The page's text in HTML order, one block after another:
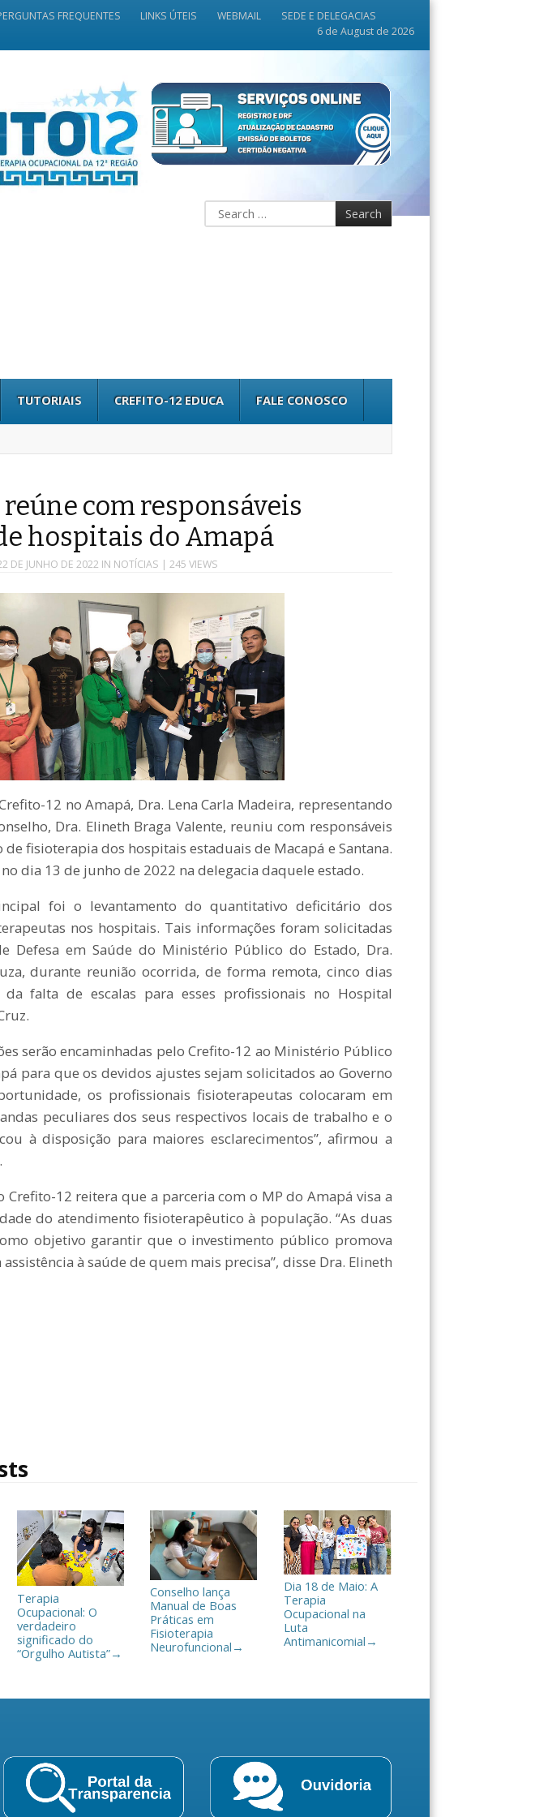
FREQUENTES LINKS ÚTEIS WEBMAIL
SEDE E DELEGACIAS
6 de August de 2026
TUTORIAIS CREFITO-12 EDUCA FALE CONOSCO
com responsáveis
hospitais do Amapá
DE JUNHO DE 2022 IN NOTÍCIAS | 245 VIEWS
12 no Amapá, Dra. Lena Carla Madeira, representando
Dra. Elineth Braga Valente, reuniu com responsáveis
de fisioterapia dos hospitais estaduais de Macapá e Santana.
dia 13 de junho de 2022 na delegacia daquele estado.
foi o levantamento do quantitativo deficitário dos
nos hospitais. Tais informações foram solicitadas
Defesa em Saúde do Ministério Público do Estado, Dra.
durante reunião ocorrida, de forma remota, cinco dias
falta de escalas para esses profissionais no Hospital
serão encaminhadas pelo Crefito-12 ao Ministério Público
para que os devidos ajustes sejam solicitados ao Governo
os profissionais fisioterapeutas colocaram em
peculiares dos seus respectivos locais de trabalho e o
à disposição para maiores esclarecimentos”, afirmou a
12 reitera que a parceria com o MP do Amapá visa a
do atendimento fisioterapêutico à população. “As duas
objetivo garantir que o investimento público promova
à saúde de quem mais precisa”, disse Dra. Elineth
Terapia
Ocupacional: O
verdadeiro
significado do
“Orgulho Autista”→
Conselho lança
Manual de Boas
Práticas em
Fisioterapia
Neurofuncional →
Dia 18 de Maio: A
Terapia
Ocupacional na
Luta
Antimanicomial →